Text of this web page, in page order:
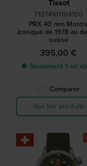
Tissot
T1374101104100
PRX 40 mm
iconique de 1978 au
suisse
395,00 €
● Seulement 1 en
Comparer
Voir les produits